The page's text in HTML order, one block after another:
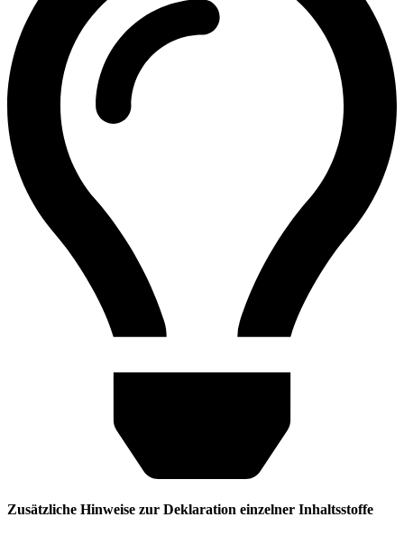
Zusätzliche Hinweise zur Deklaration einzelner Inhaltsstoffe